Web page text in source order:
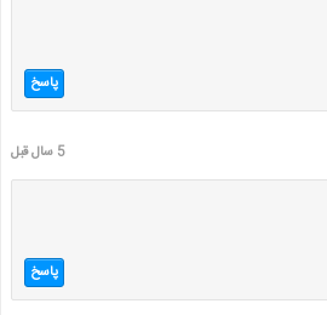
پاسخ
5 سال قبل
پاسخ